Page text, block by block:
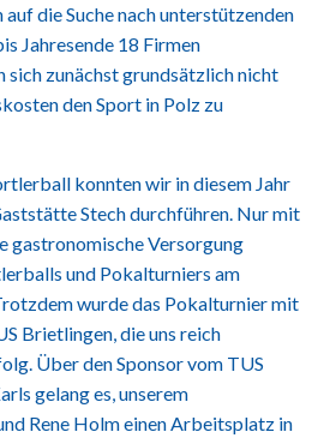
die Suche nach unterstützenden
Jahresende 18 Firmen
sich zunächst grundsätzlich nicht
den Sport in Polz zu
konnten wir in diesem Jahr
Stech durchführen. Nur mit
gastronomische Versorgung
und Pokalturniers am
wurde das Pokalturnier mit
Brietlingen, die uns reich
Über den Sponsor vom TUS
gelang es, unserem
Rene Holm einen Arbeitsplatz in